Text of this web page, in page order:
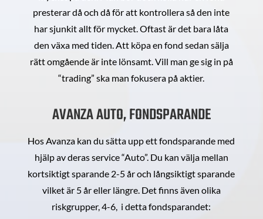
presterar då och då för att kontrollera så den inte
har sjunkit allt för mycket. Oftast är det bara låta
den växa med tiden. Att köpa en fond sedan sälja
rätt omgående är inte lönsamt. Vill man ge sig in på
“trading” ska man fokusera på aktier.
AVANZA AUTO, FONDSPARANDE
Hos Avanza kan du sätta upp ett fondsparande med
hjälp av deras service “Auto”. Du kan välja mellan
kortsiktigt sparande 2-5 år och långsiktigt sparande
vilket är 5 år eller längre. Det finns även olika
riskgrupper, 4-6, i detta fondsparandet: